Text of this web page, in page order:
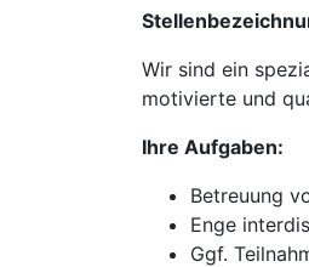
Wir sind ein
motivierte und
Ihre Aufgaben:
Betreuung
Enge
Ggf.